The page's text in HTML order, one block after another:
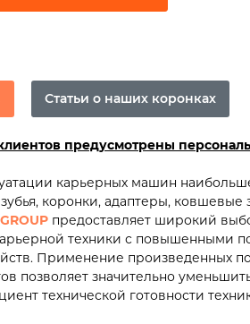
Статьи о наших коронках
предусмотрены
карьерных машин
коронки, адаптеры,
предоставляет широкий
техники с повышенными
Применение произведенных
позволяет значительно
технической готовности